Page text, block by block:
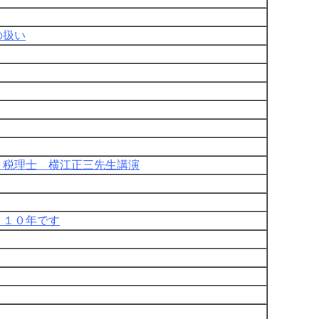
扱い
理士 横江正三先生講演
０年です